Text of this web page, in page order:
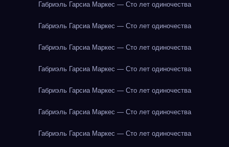
Габриэль Гарсиа Маркес — Сто лет одиночества
Габриэль Гарсиа Маркес — Сто лет одиночества
Габриэль Гарсиа Маркес — Сто лет одиночества
Габриэль Гарсиа Маркес — Сто лет одиночества
Габриэль Гарсиа Маркес — Сто лет одиночества
Габриэль Гарсиа Маркес — Сто лет одиночества
Габриэль Гарсиа Маркес — Сто лет одиночества